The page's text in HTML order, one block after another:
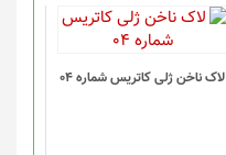
لاک ناخن ژلی کاتریس شماره 04